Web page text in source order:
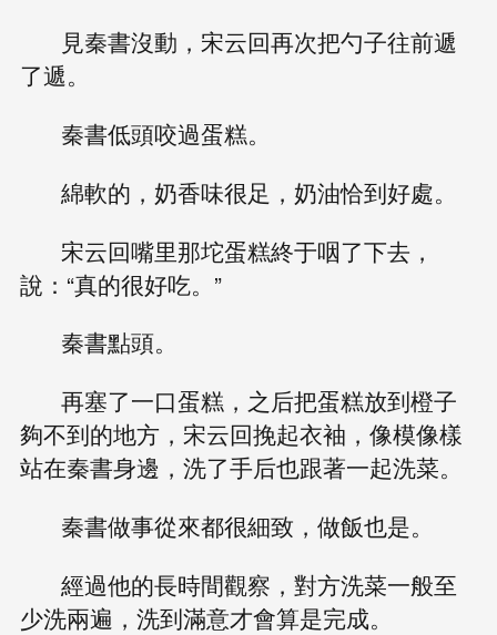
見秦書沒動，宋云回再次把勺子往前遞
了遞。
秦書低頭咬過蛋糕。
綿軟的，奶香味很足，奶油恰到好處。
宋云回嘴里那坨蛋糕終于咽了下去，
說：“真的很好吃。”
秦書點頭。
再塞了一口蛋糕，之后把蛋糕放到橙子
夠不到的地方，宋云回挽起衣袖，像模像樣
站在秦書身邊，洗了手后也跟著一起洗菜。
秦書做事從來都很細致，做飯也是。
經過他的長時間觀察，對方洗菜一般至
少洗兩遍，洗到滿意才會算是完成。